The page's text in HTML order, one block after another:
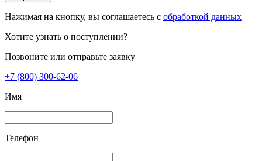
Нажимая на кнопку, вы соглашаетесь с обработкой данных
Хотите узнать о поступлении?
Позвоните или отправьте заявку
+7 (800) 300-62-06
Имя
Телефон